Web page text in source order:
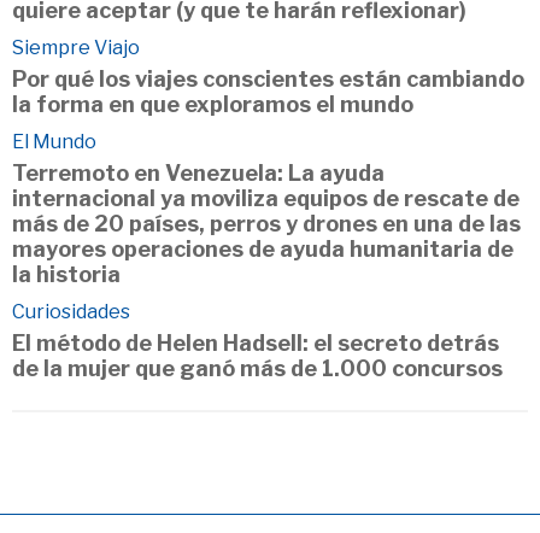
quiere aceptar (y que te harán reflexionar)
Siempre Viajo
Por qué los viajes conscientes están cambiando
la forma en que exploramos el mundo
El Mundo
Terremoto en Venezuela: La ayuda
internacional ya moviliza equipos de rescate de
más de 20 países, perros y drones en una de las
mayores operaciones de ayuda humanitaria de
la historia
Curiosidades
El método de Helen Hadsell: el secreto detrás
de la mujer que ganó más de 1.000 concursos